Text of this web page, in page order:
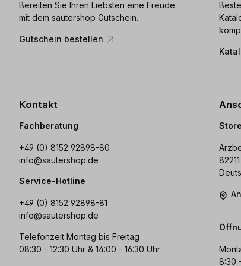
Bereiten Sie Ihren Liebsten eine Freude
mit dem sautershop Gutschein.
Gutschein bestellen
Kontakt
Fachberatung
+49 (0) 8152 92898-80
info@sautershop.de
Service-Hotline
+49 (0) 8152 92898-81
info@sautershop.de
Telefonzeit Montag bis Freitag
08:30 - 12:30 Uhr & 14:00 - 16:30 Uhr
8:30